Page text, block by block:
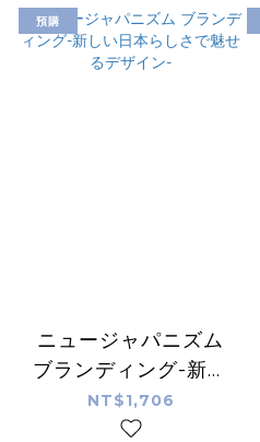
預購
ニュージャパニズム
ブランディング-新し
い日本らしさで魅せる
デザイン-
NT$1,706